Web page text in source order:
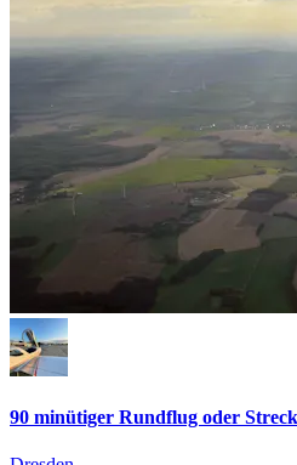
90 minütiger Rundflug oder